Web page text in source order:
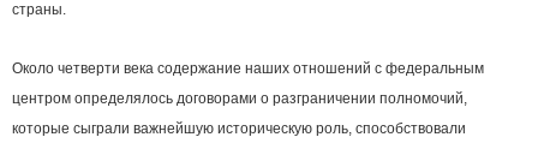
страны.
Около четверти века содержание наших отношений с федеральным
центром определялось договорами о разграничении полномочий,
которые сыграли важнейшую историческую роль, способствовали